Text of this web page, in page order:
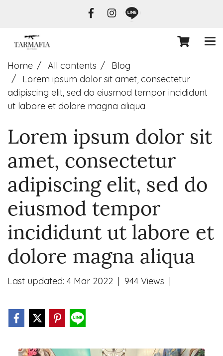
Home All contents
Blog
Lorem ipsum dolor sit amet, consectetur
adipiscing elit, sed do eiusmod tempor incididunt
ut labore et dolore magna aliqua
Lorem ipsum dolor sit
amet, consectetur
adipiscing elit, sed do
eiusmod tempor
incididunt ut labore et
dolore magna aliqua
Last updated: 4 Mar 2022 | 944 Views |